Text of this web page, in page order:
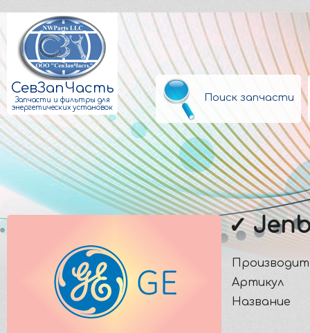
СевЗапЧасть
Запчасти и фильтры для
энергетических установок
Поиск запчасти
✓
Артикул
Название